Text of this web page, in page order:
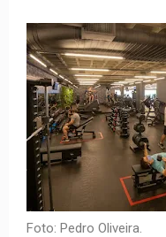
Foto: Pedro Oliveira.